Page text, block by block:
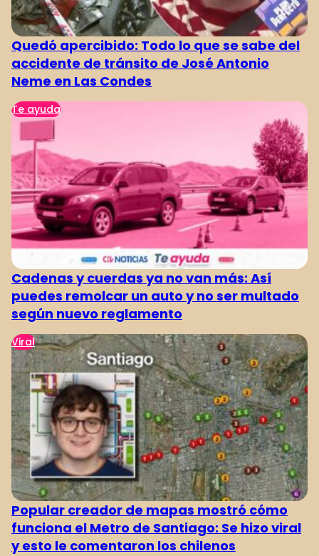
Quedó apercibido: Todo lo que se sabe del
accidente de tránsito de José Antonio
Neme en Las Condes
Te ayuda
Cadenas y cuerdas ya no van más: Así
puedes remolcar un auto y no ser multado
según nuevo reglamento
Viral
Popular creador de mapas mostró cómo
funciona el Metro de Santiago: Se hizo viral
y esto le comentaron los chilenos